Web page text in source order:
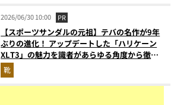
2026/06/30 10:00 PR
【スポーツサンダルの元祖】テバの名作が9年
ぶりの進化！ アップデートした「ハリケーン
XLT3」の魅力を識者があらゆる角度から徹底
解説！
靴